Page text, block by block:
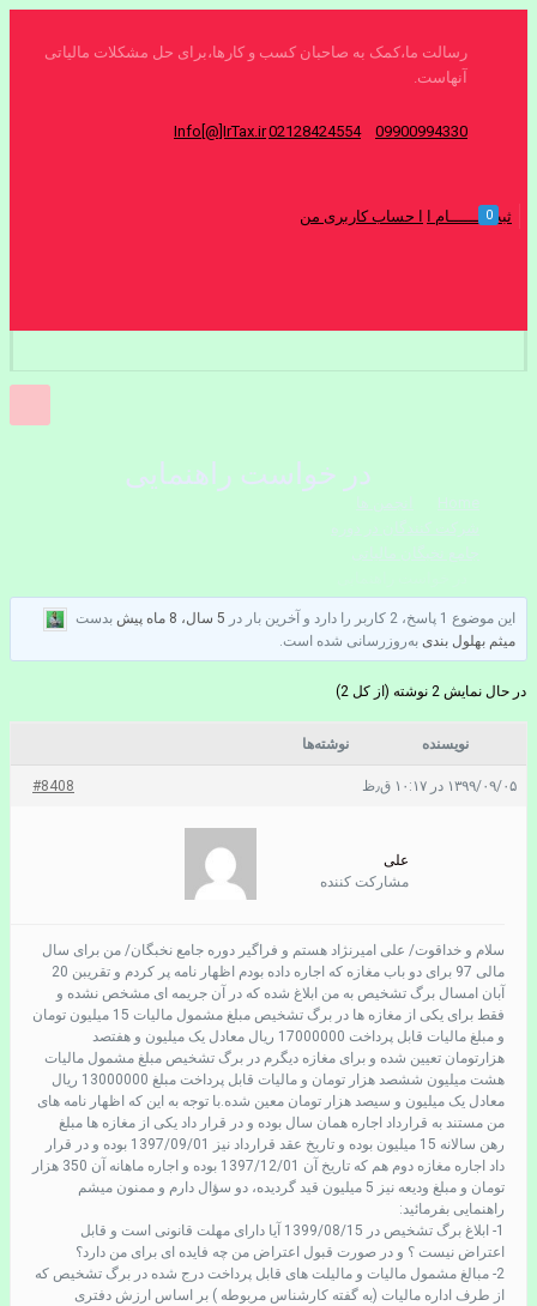
رسالت ما،کمک به صاحبان کسب و کارها،برای حل مشکلات مالیاتی
آنهاست.
09900994330
02128424554
Info[@]IrTax.ir
ثبت نــــــام ا ا حساب کاربری من 0
در خواست راهنمایی
این موضوع 1 پاسخ، 2 کاربر را دارد و آخرین بار در 5 سال، 8 ماه پیش
بدست
میثم بهلول بندی به‌روزرسانی شده است.
در حال نمایش 2 نوشته (از کل 2)
نویسنده نوشته‌ها
۱۳۹۹/۰۹/۰۵ در ۱۰:۱۷ ق٫ظ #8408
علی
مشارکت کننده
سلام و خداقوت/ علی امیرنژاد هستم و فراگیر دوره جامع نخبگان/ من برای سال
مالی 97 برای دو باب مغازه که اجاره داده بودم اظهار نامه پر کردم و تقریبن 20
آبان امسال برگ تشخیص به من ابلاغ شده که در آن جریمه ای مشخص نشده و
فقط برای یکی از مغازه ها در برگ تشخیص مبلغ مشمول مالیات 15 میلیون تومان
و مبلغ مالیات قابل پرداخت 17000000 ریال معادل یک میلیون و هفتصد
هزارتومان تعیین شده و برای مغازه دیگرم در برگ تشخیص مبلغ مشمول مالیات
هشت میلیون ششصد هزار تومان و مالیات قابل پرداخت مبلغ 13000000 ریال
معادل یک میلیون و سیصد هزار تومان معین شده.با توجه به این که اظهار نامه های
من مستند به قرارداد اجاره همان سال بوده و در قرار داد یکی از مغازه ها مبلغ
رهن سالانه 15 میلیون بوده و تاریخ عقد قرارداد نیز 1397/09/01 بوده و در قرار
داد اجاره مغازه دوم هم که تاریخ آن 1397/12/01 بوده و اجاره ماهانه آن 350 هزار
تومان و مبلغ ودیعه نیز 5 میلیون قید گردیده، دو سؤال دارم و ممنون میشم
راهنمایی بفرمائید:
1- ابلاغ برگ تشخیص در 1399/08/15 آیا دارای مهلت قانونی است و قابل
اعتراض نیست ؟ و در صورت قبول اعتراض من چه فایده ای برای من دارد؟
2- مبالغ مشمول مالیات و مالیلت های قابل پرداخت درج شده در برگ تشخیص که
از طرف اداره مالیات (به گفته کارشناس مربوطه ) بر اساس ارزش دفتری